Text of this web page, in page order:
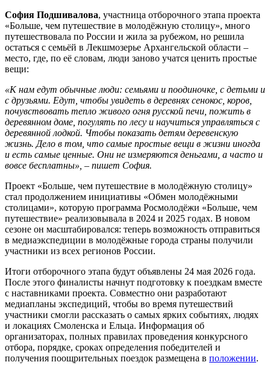
София Подшивалова, участница отборочного этапа проекта
«Больше, чем путешествие в молодёжную столицу», много
путешествовала по России и жила за рубежом, но решила
остаться с семьёй в Лекшмозерье Архангельской области –
место, где, по её словам, люди заново учатся ценить простые
вещи:
«К нам едут обычные люди: семьями и поодиночке, с детьми и
с друзьями. Едут, чтобы увидеть в деревнях сенокос, коров,
почувствовать тепло живого огня русской печи, пожить в
деревянном доме, погулять по лесу и научиться управляться с
деревянной лодкой. Чтобы показать детям деревенскую
жизнь. Дело в том, что самые простые вещи в жизни иногда
и есть самые ценные. Они не измеряются деньгами, а часто и
вовсе бесплатны», – пишет София.
Проект «Больше, чем путешествие в молодёжную столицу»
стал продолжением инициативы «Обмен молодёжными
столицами», которую программа Росмолодёжи «Больше, чем
путешествие» реализовывала в 2024 и 2025 годах. В новом
сезоне он масштабировался: теперь возможность отправиться
в медиаэкспедиции в молодёжные города страны получили
участники из всех регионов России.
Итоги отборочного этапа будут объявлены 24 мая 2026 года.
После этого финалисты начнут подготовку к поездкам вместе
с наставниками проекта. Совместно они разработают
медиапланы экспедиций, чтобы во время путешествий
участники смогли рассказать о самых ярких событиях, людях
и локациях Смоленска и Ельца. Информация об
организаторах, полных правилах проведения конкурсного
отбора, порядке, сроках определения победителей и
получения поощрительных поездок размещена в положении.